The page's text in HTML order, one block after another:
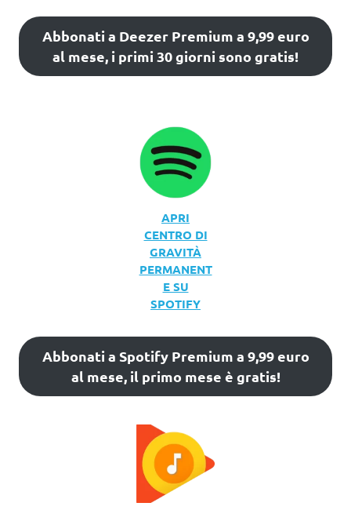
Abbonati a Deezer Premium a 9,99 euro
al mese, i primi 30 giorni sono gratis!
APRI
CENTRO DI
GRAVITÀ
PERMANENT
E SU
SPOTIFY
Abbonati a Spotify Premium a 9,99 euro
al mese, il primo mese è gratis!